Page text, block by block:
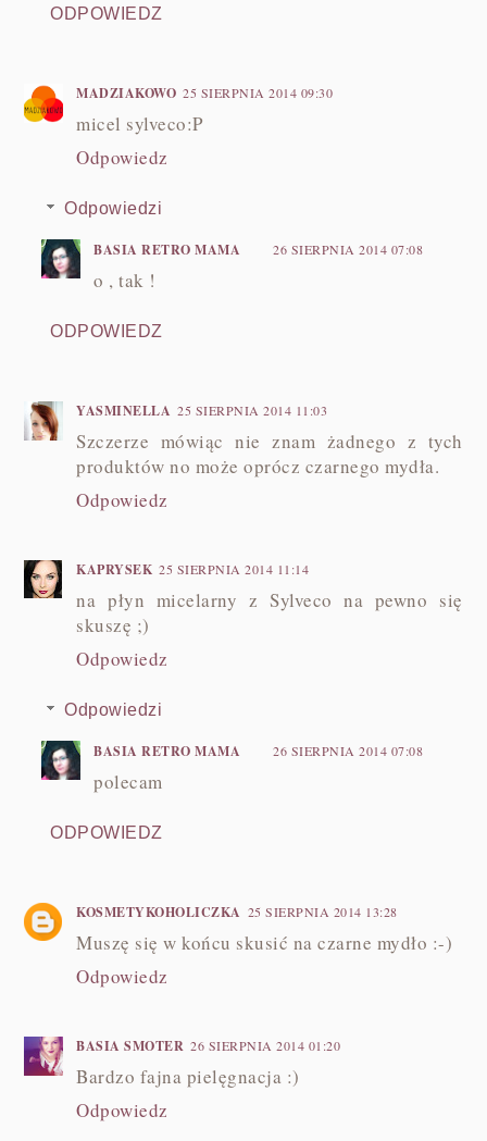
ODPOWIEDZ
MADZIAKOWO 25 SIERPNIA 2014 09:30
micel sylveco:P
Odpowiedz
Odpowiedzi
BASIA RETRO MAMA 26 SIERPNIA 2014 07:08
o , tak !
ODPOWIEDZ
YASMINELLA 25 SIERPNIA 2014 11:03
Szczerze mówiąc nie znam żadnego z tych
produktów no może oprócz czarnego mydła.
Odpowiedz
KAPRYSEK 25 SIERPNIA 2014 11:14
na płyn micelarny z Sylveco na pewno się
skuszę ;)
Odpowiedz
Odpowiedzi
BASIA RETRO MAMA 26 SIERPNIA 2014 07:08
polecam
ODPOWIEDZ
KOSMETYKOHOLICZKA 25 SIERPNIA 2014 13:28
Muszę się w końcu skusić na czarne mydło :-)
Odpowiedz
BASIA SMOTER 26 SIERPNIA 2014 01:20
Bardzo fajna pielęgnacja :)
Odpowiedz